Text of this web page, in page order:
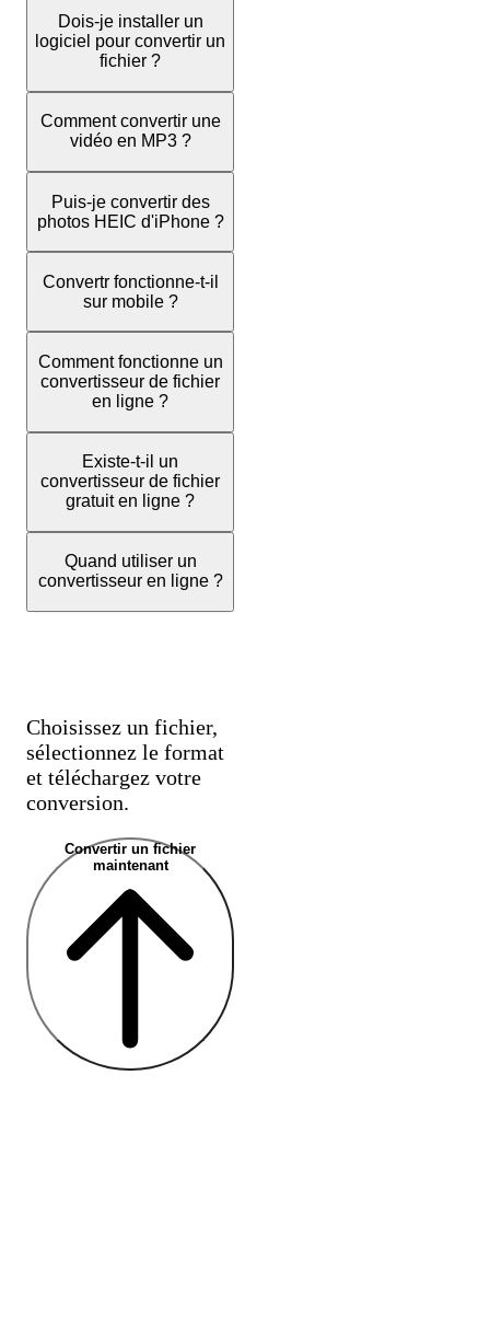
Dois-je installer un
logiciel pour convertir un
fichier ?
Comment convertir une
vidéo en MP3 ?
Puis-je convertir des
photos HEIC d'iPhone ?
Convertr fonctionne-t-il
sur mobile ?
Comment fonctionne un
convertisseur de fichier
en ligne ?
Existe-t-il un
convertisseur de fichier
gratuit en ligne ?
Quand utiliser un
convertisseur en ligne ?
Choisissez un fichier,
sélectionnez le format
et téléchargez votre
conversion.
Convertir un fichier
maintenant